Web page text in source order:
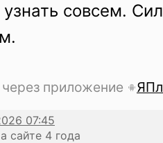
совсем.
приложение
4 года